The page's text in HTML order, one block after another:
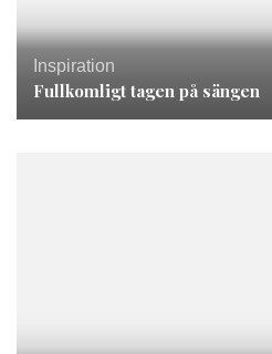
Inspiration
Fullkomligt tagen på sängen